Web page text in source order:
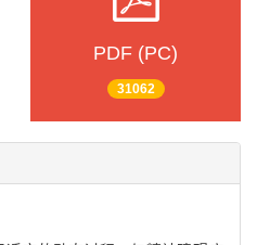
PDF (PC)
31062